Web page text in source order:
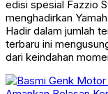
edisi spesial Fazzio
menghadirkan
Hadir dalam jumlah
terbaru ini
dari keindahan